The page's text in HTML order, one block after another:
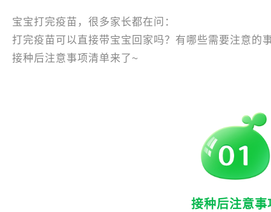
宝宝打完疫苗，很多家长都在问：
打完疫苗可以直接带宝宝回家吗？有哪些需要注意的
接种后注意事项清单来了~
接种后注意事